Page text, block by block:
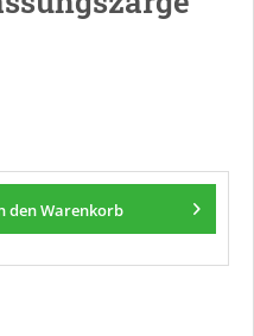
denWarenkorb